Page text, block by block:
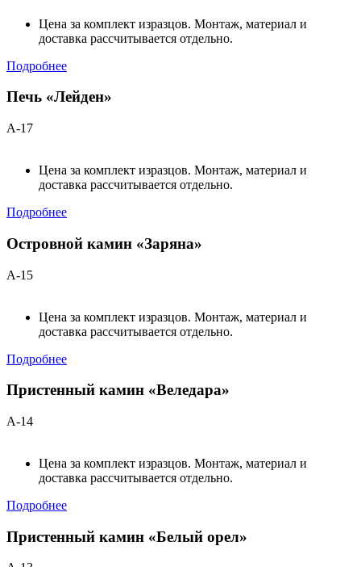
Цена за комплект изразцов. Монтаж, материал и
доставка рассчитывается отдельно.
Подробнее
Печь «Лейден»
А-17
Цена за комплект изразцов. Монтаж, материал и
доставка рассчитывается отдельно.
Подробнее
Островной камин «Заряна»
А-15
Цена за комплект изразцов. Монтаж, материал и
доставка рассчитывается отдельно.
Подробнее
Пристенный камин «Веледара»
А-14
Цена за комплект изразцов. Монтаж, материал и
доставка рассчитывается отдельно.
Подробнее
Пристенный камин «Белый орел»